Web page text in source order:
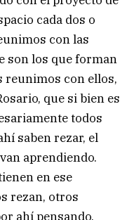
cada dos o
con las
son los que forman
reunimos con ellos,
que si bien es
todos
saben rezar, el
aprendiendo.
en ese
rezan, otros
ahí pensando,